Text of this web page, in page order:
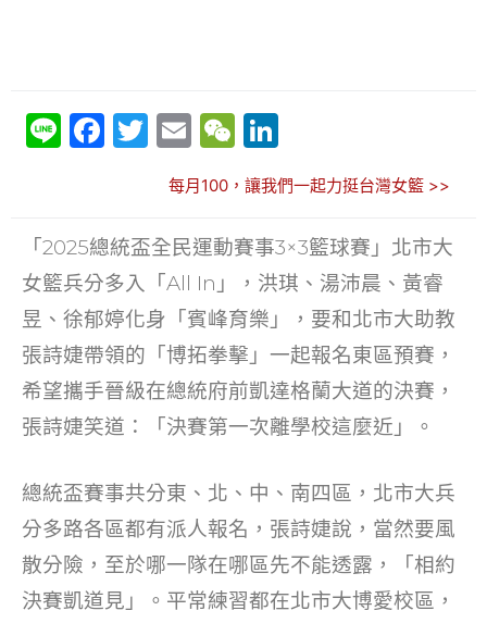
Li F
e
b
o
o
k
T
itt
er
E
ai
l
W
C
h
at
k
e
dI
n
每月100，讓我們一起力挺台灣女籃 >>
「2025總統盃全民運動賽事3×3籃球賽」北市大
女籃兵分多入「All In」，洪琪、湯沛晨、黃睿
昱、徐郁婷化身「賓峰育樂」，要和北市大助教
張詩婕帶領的「博拓拳擊」一起報名東區預賽，
希望攜手晉級在總統府前凱達格蘭大道的決賽，
張詩婕笑道：「決賽第一次離學校這麼近」。
總統盃賽事共分東、北、中、南四區，北市大兵
分多路各區都有派人報名，張詩婕說，當然要風
散分險，至於哪一隊在哪區先不能透露，「相約
決賽凱道見」。平常練習都在北市大博愛校區，